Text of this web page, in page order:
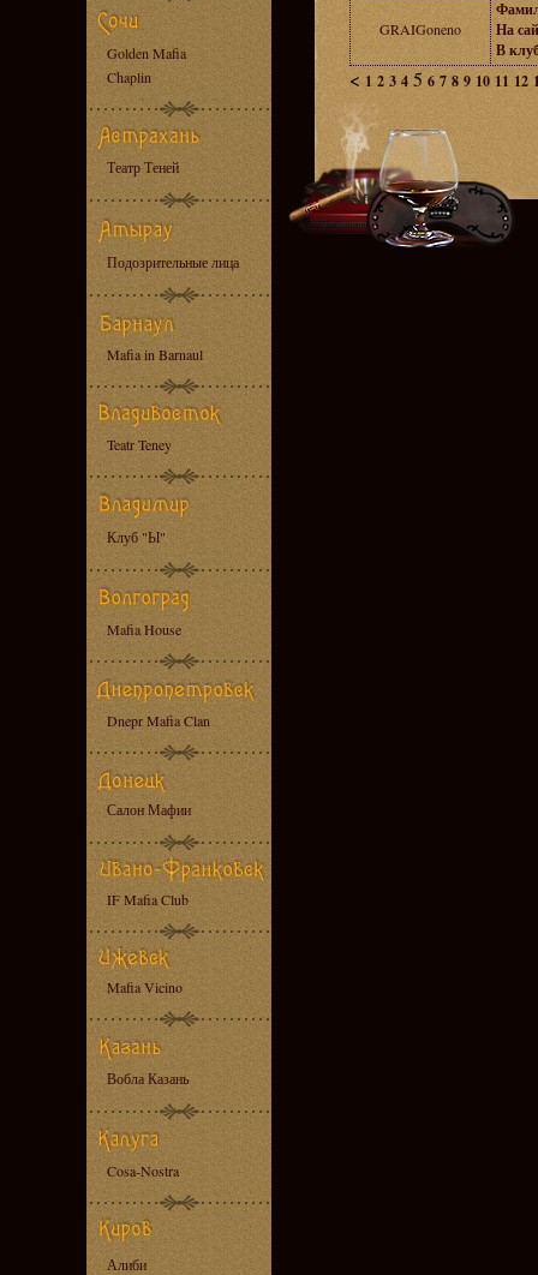
Golden Mafia
Chaplin
Театр Теней
Подозрительные лица
Mafia in Barnaul
Teatr Teney
Клуб "Ы"
Mafia House
Dnepr Mafia Clan
Салон Мафии
IF Mafia Club
Mafia Vicino
Вобла Казань
Cosa-Nostra
Алиби
GRAIGoneno
На
В
< 1 2 3 4 5 6 7 8 9 10 11 12